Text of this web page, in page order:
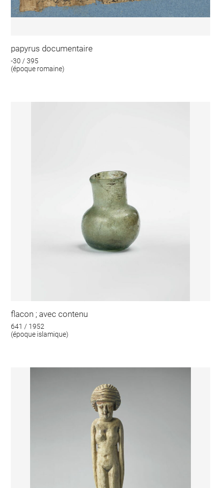
papyrus documentaire
-30 / 395
(époque romaine)
flacon ; avec contenu
641 / 1952
(époque islamique)